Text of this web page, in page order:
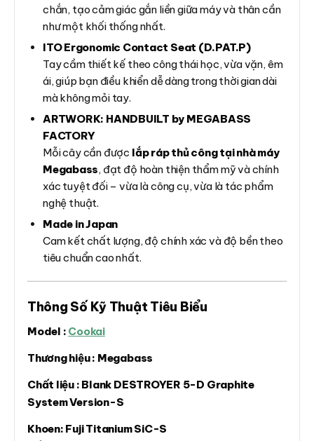
chắn, tạo cảm giác gắn liền giữa máy và thân cần
như một khối thống nhất.
ITO Ergonomic Contact Seat (D.PAT.P)
Tay cầm thiết kế theo công thái học, vừa vặn, êm
ái, giúp bạn điều khiển dễ dàng trong thời gian dài
mà không mỏi tay.
ARTWORK: HANDBUILT by MEGABASS
FACTORY
Mỗi cây cần được lắp ráp thủ công tại nhà máy
Megabass, đạt độ hoàn thiện thẩm mỹ và chính
xác tuyệt đối – vừa là công cụ, vừa là tác phẩm
nghệ thuật.
Made in Japan
Cam kết chất lượng, độ chính xác và độ bền theo
tiêu chuẩn cao nhất.
Thông Số Kỹ Thuật Tiêu Biểu
Model : Cookai
Thương hiệu : Megabass
Chất liệu : Blank DESTROYER 5-D Graphite
System Version-S
Khoen: Fuji Titanium SiC-S